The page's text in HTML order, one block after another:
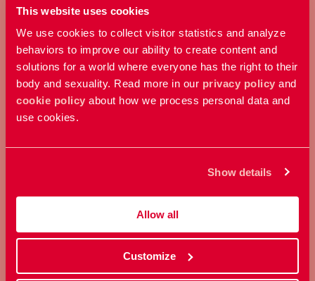
This website uses cookies
We use cookies to collect visitor statistics and analyze
behaviors to improve our ability to create content and
solutions for a world where everyone has the right to their
body and sexuality. Read more in our privacy policy and
cookie policy about how we process personal data and
use cookies.
Show details
Allow all
Customize
GE EN GÅVA
Bidra med ett valfritt belopp och
stöd vårt arbete här och nu.